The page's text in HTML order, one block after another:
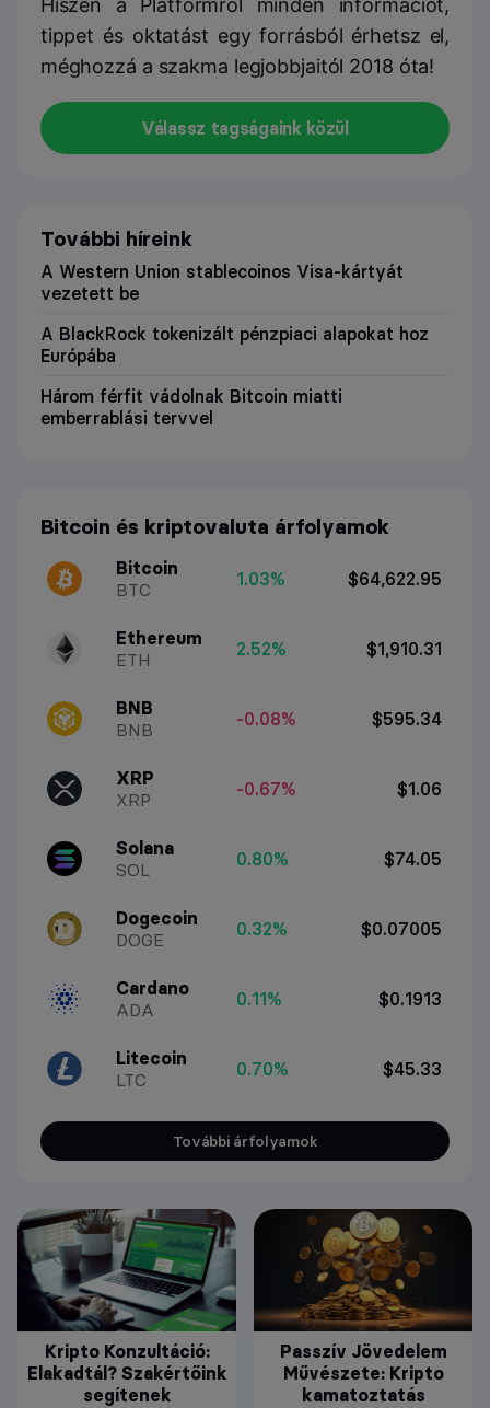
Hiszen a Platformról minden információt,
tippet és oktatást egy forrásból érhetsz el,
méghozzá a szakma legjobbjaitól 2018 óta!
Válassz tagságaink közül
További híreink
A Western Union stablecoinos Visa-kártyát
vezetett be
A BlackRock tokenizált pénzpiaci alapokat hoz
Európába
Három férfit vádolnak Bitcoin miatti
emberrablási tervvel
Bitcoin és kriptovaluta árfolyamok
Bitcoin
BTC
1.03% $64,622.95
Ethereum
ETH
2.52% $1,910.31
BNB
BNB
-0.08% $595.34
XRP
XRP
-0.67% $1.06
Solana
SOL
0.80% $74.05
Dogecoin
DOGE
0.32% $0.07005
Cardano
ADA
0.11% $0.1913
Litecoin
LTC
0.70% $45.33
További árfolyamok
Kripto Konzultáció:
Elakadtál? Szakértőink
segítenek
Passzív Jövedelem
Művészete: Kripto
kamatoztatás